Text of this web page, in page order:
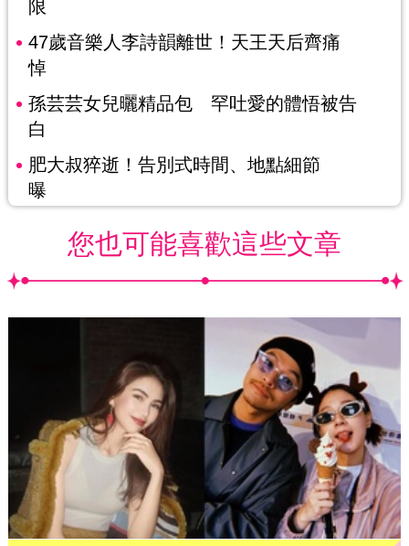
限
47歲音樂人李詩韻離世！天王天后齊痛
悼
孫芸芸女兒曬精品包 罕吐愛的體悟被告
白
肥大叔猝逝！告別式時間、地點細節
曝
您也可能喜歡這些文章